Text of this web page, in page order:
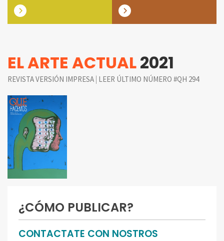
EL ARTE ACTUAL2021
REVISTA VERSIÓN IMPRESA | LEER ÚLTIMO NÚMERO #QH 294
¿CÓMO PUBLICAR?
CONTACTATE CON NOSTROS